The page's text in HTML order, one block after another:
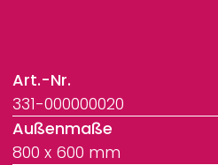
Art.-Nr.
331-000000020
Außenmaße
800 x 600 mm